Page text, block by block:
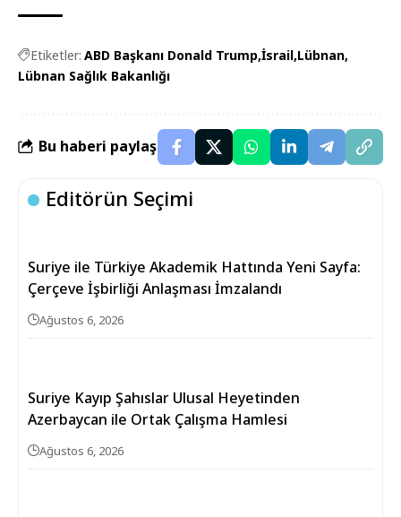
Etiketler: ABD Başkanı Donald Trump İsrail Lübnan
Lübnan Sağlık Bakanlığı
Bu haberi paylaş
Editörün Seçimi
Suriye ile Türkiye Akademik Hattında Yeni Sayfa:
Çerçeve İşbirliği Anlaşması İmzalandı
Ağustos 6, 2026
Suriye Kayıp Şahıslar Ulusal Heyetinden
Azerbaycan ile Ortak Çalışma Hamlesi
Ağustos 6, 2026